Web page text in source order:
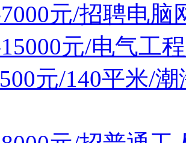
元/招聘电脑
元/电气工
元/140平米/